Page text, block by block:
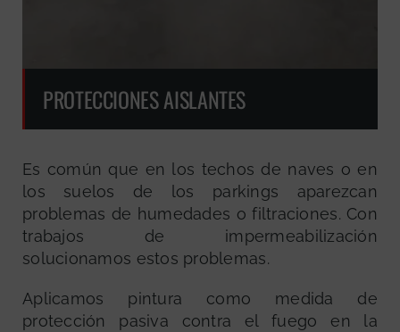
PROTECCIONES AISLANTES
Es común que en los techos de naves o en
los suelos de los parkings aparezcan
problemas de humedades o filtraciones. Con
trabajos de impermeabilización
solucionamos estos problemas.
Aplicamos pintura como medida de
protección pasiva contra el fuego en la